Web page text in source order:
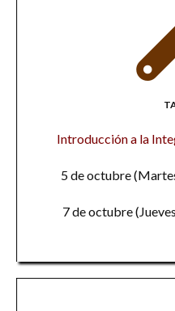
Introducción a la
5 de octubre
7 de octubre